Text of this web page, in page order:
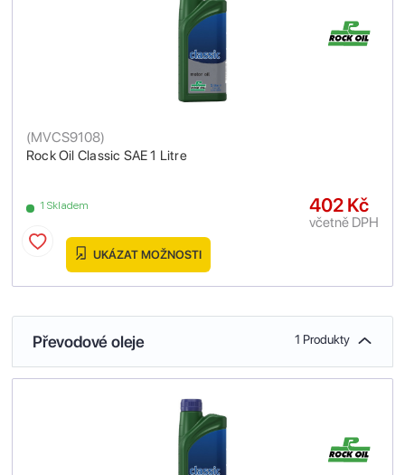
Rock Oil Classic SAE 1 Litre
(MVCS9108)
1 Skladem 402 Kč
včetně DPH
UKÁZAT MOŽNOSTI
Převodové oleje 1 Produkty